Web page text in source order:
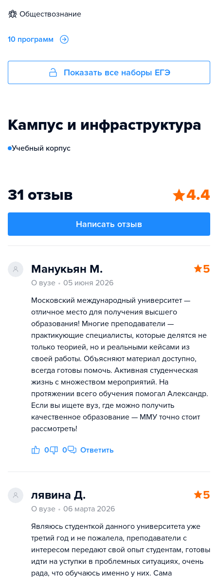
обществознание
10 программ
Показать все наборы ЕГЭ
Кампус и инфраструктура
Учебный корпус
31 отзыв 4.4
Написать отзыв
Манукьян М. 5
О вузе
05 июня 2026
Московский международный университет —
отличное место для получения высшего
образования! Многие преподаватели —
практикующие специалисты, которые делятся не
только теорией, но и реальными кейсами из
своей работы. Объясняют материал доступно,
всегда готовы помочь. Активная студенческая
жизнь с множеством мероприятий. На
протяжении всего обучения помогал Александр.
Если вы ищете вуз, где можно получить
качественное образование — ММУ точно стоит
рассмотреть!
0 0 Ответить
лявина Д. 5
О вузе
06 марта 2026
Являюсь студенткой данного университета уже
третий год и не пожалела, преподаватели с
интересом передают свой опыт студентам, готовы
идти на уступки в проблемных ситуациях, очень
рада, что обучаюсь именно у них. Сама